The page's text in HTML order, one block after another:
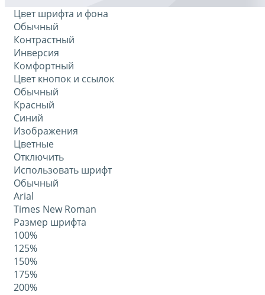
Цвет шрифта и фона
Обычный
Контрастный
Инверсия
Комфортный
Цвет кнопок и ссылок
Обычный
Красный
Синий
Изображения
Цветные
Отключить
Использовать шрифт
Обычный
Arial
Times New Roman
Размер шрифта
100%
125%
150%
175%
200%